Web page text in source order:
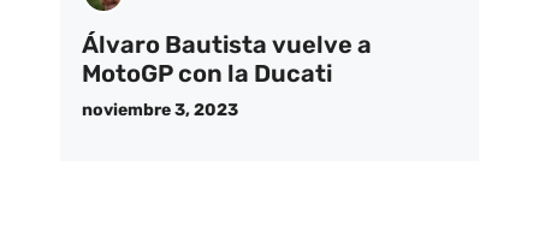
Álvaro Bautista vuelve a
MotoGP con la Ducati
noviembre 3, 2023